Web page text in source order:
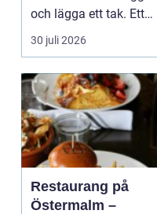
och lägga ett tak. Ett
timmerhus är ett lå...
30 juli 2026
Restaurang på
Östermalm –